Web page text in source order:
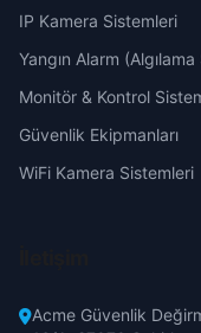
Hakkari
Isparta
İzmir
Helvacı
İsmail
Kargaş
IP Kamera Sistemleri
Yangın Alarm
Monitör & Kontrol
Güvenlik Ekipmanları
WiFi Kamera Sistemleri
Acme Güvenlik